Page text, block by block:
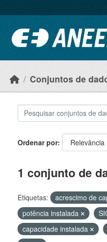
Conjuntos de
Ordenar por
1 conjunto de
Etiquetas:
acrescimo de
potência instalada
capacidade instalada